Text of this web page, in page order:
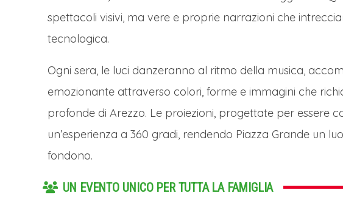
spettacoli visivi, ma vere e proprie narrazioni che
tecnologica.
Ogni sera, le luci danzeranno al ritmo della musica,
emozionante attraverso colori, forme e immagini che
profonde di Arezzo. Le proiezioni, progettate per essere
un’esperienza a 360 gradi, rendendo Piazza Grande un
fondono.
UN EVENTO UNICO PER TUTTA LA FAMIGLIA